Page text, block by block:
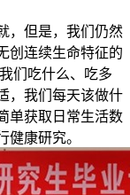
，但是，我们仍然
创连续生命特征的
们吃什么、吃多
，我们每天该做什
单获取日常生活数
康研究。